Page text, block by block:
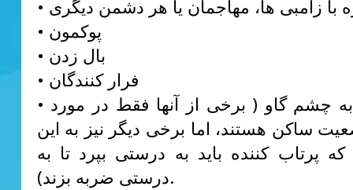
با زامبی ها، مهاجمان یا هر دشمن دیگری
• پوکمون
• بال زدن
• فرار کنندگان
• پرتاب اشیا به چشم گاو ( برخی از آنها فقط در مورد
ساکن هستند، اما برخی دیگر نیز به این
پرتاب کننده باید به درستی بپرد تا به
درستی ضربه بزند).